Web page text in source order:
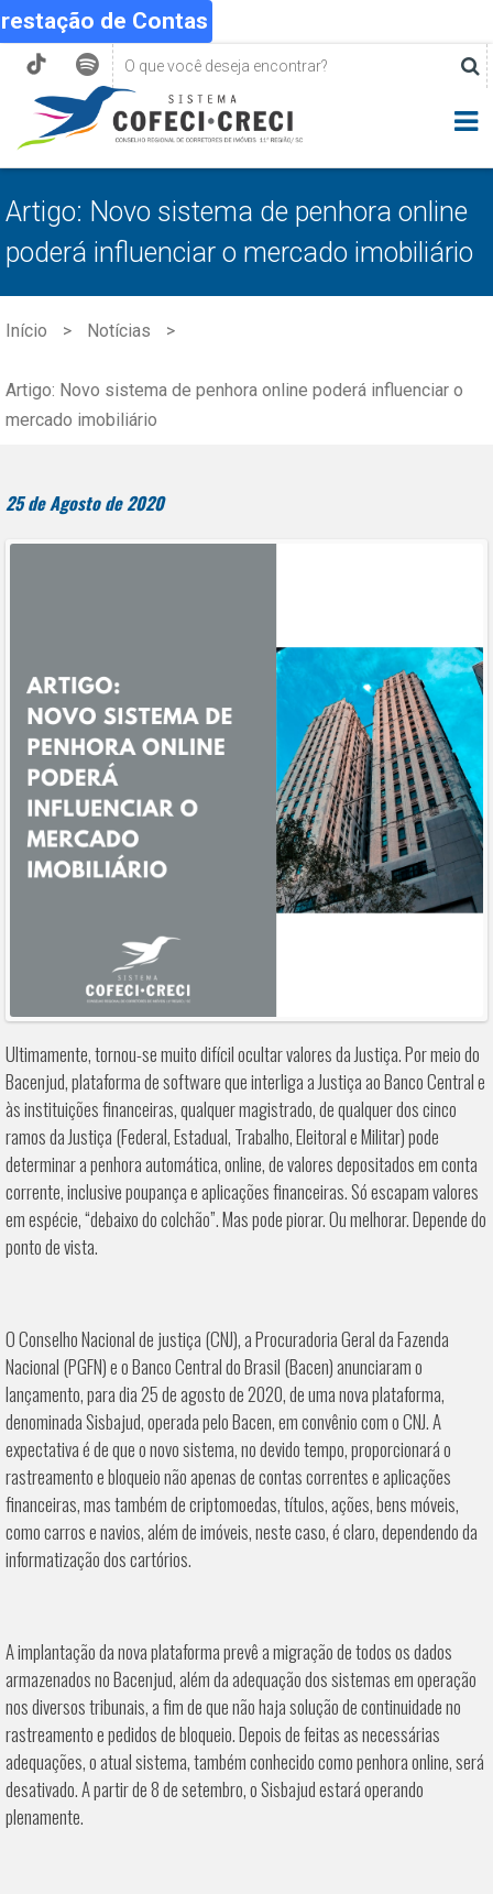
de Contas
Artigo: Novo sistema de penhora online
poderá influenciar o mercado imobiliário
Início Notícias
Artigo: Novo sistema de penhora online poderá influenciar o
mercado imobiliário
25 de Agosto de 2020
Ultimamente, tornou-se muito difícil ocultar valores da Justiça. Por meio do
Bacenjud, plataforma de software que interliga a Justiça ao Banco Central e
às instituições financeiras, qualquer magistrado, de qualquer dos cinco
ramos da Justiça (Federal, Estadual, Trabalho, Eleitoral e Militar) pode
determinar a penhora automática, online, de valores depositados em conta
corrente, inclusive poupança e aplicações financeiras. Só escapam valores
em espécie, “debaixo do colchão”. Mas pode piorar. Ou melhorar. Depende do
ponto de vista.
O Conselho Nacional de justiça (CNJ), a Procuradoria Geral da Fazenda
Nacional (PGFN) e o Banco Central do Brasil (Bacen) anunciaram o
lançamento, para dia 25 de agosto de 2020, de uma nova plataforma,
denominada Sisbajud, operada pelo Bacen, em convênio com o CNJ. A
expectativa é de que o novo sistema, no devido tempo, proporcionará o
rastreamento e bloqueio não apenas de contas correntes e aplicações
financeiras, mas também de criptomoedas, títulos, ações, bens móveis,
como carros e navios, além de imóveis, neste caso, é claro, dependendo da
informatização dos cartórios.
A implantação da nova plataforma prevê a migração de todos os dados
armazenados no Bacenjud, além da adequação dos sistemas em operação
nos diversos tribunais, a fim de que não haja solução de continuidade no
rastreamento e pedidos de bloqueio. Depois de feitas as necessárias
adequações, o atual sistema, também conhecido como penhora online, será
desativado. A partir de 8 de setembro, o Sisbajud estará operando
plenamente.